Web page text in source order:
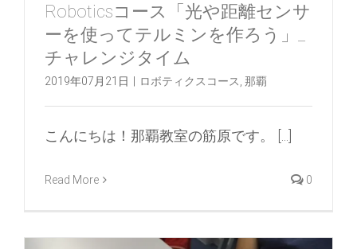
Roboticsコース「光や距離センサ
ーを使ってテルミンを作ろう」_
チャレンジタイム
2019年07月21日 ロボティクスコース, 那覇
こんにちは！那覇教室の筋原です。 [...]
Read More 0